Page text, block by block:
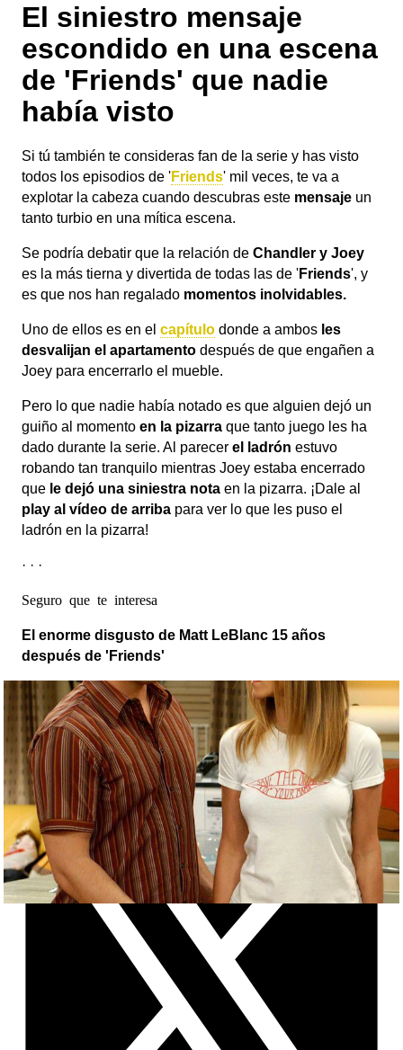
El siniestro mensaje
escondido en una escena
de 'Friends' que nadie
había visto
Si tú también te consideras fan de la serie y has visto
todos los episodios de 'Friends' mil veces, te va a
explotar la cabeza cuando descubras este mensaje un
tanto turbio en una mítica escena.
Se podría debatir que la relación de Chandler y Joey
es la más tierna y divertida de todas las de 'Friends', y
es que nos han regalado momentos inolvidables.
Uno de ellos es en el capítulo donde a ambos les
desvalijan el apartamento después de que engañen a
Joey para encerrarlo el mueble.
Pero lo que nadie había notado es que alguien dejó un
guiño al momento en la pizarra que tanto juego les ha
dado durante la serie. Al parecer el ladrón estuvo
robando tan tranquilo mientras Joey estaba encerrado
que le dejó una siniestra nota en la pizarra. ¡Dale al
play al vídeo de arriba para ver lo que les puso el
ladrón en la pizarra!
· · ·
Seguro que te interesa
El enorme disgusto de Matt LeBlanc 15 años
después de 'Friends'
Clip
X
Facebook
Whatsapp
Objetivo TV